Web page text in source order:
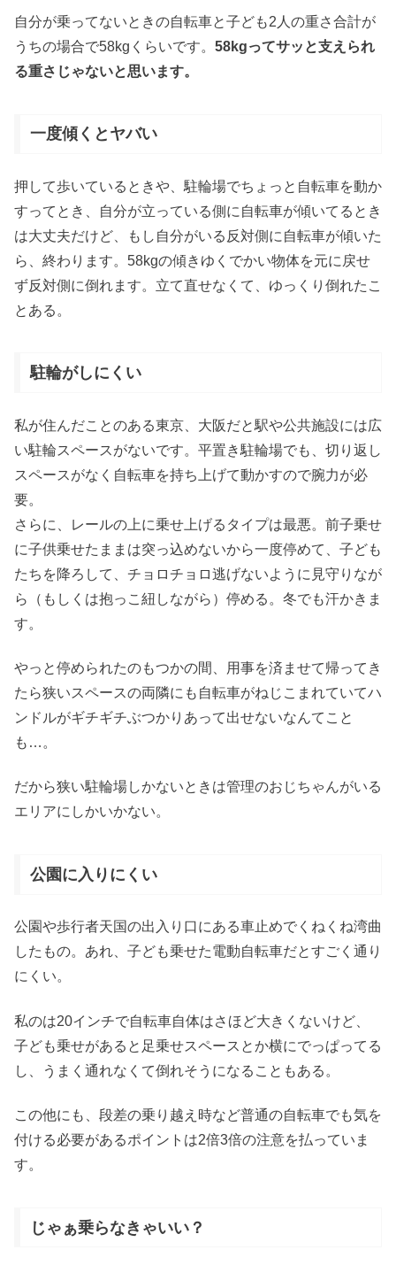
自分が乗ってないときの自転車と子ども2人の重さ合計が
うちの場合で58kgくらいです。 58kgってサッと支えられ
る重さじゃないと思います。
一度傾くとヤバい
押して歩いているときや、駐輪場でちょっと自転車を動か
すってとき、自分が立っている側に自転車が傾いてるとき
は大丈夫だけど、もし自分がいる反対側に自転車が傾いた
ら、終わります。58kgの傾きゆくでかい物体を元に戻せ
ず反対側に倒れます。立て直せなくて、ゆっくり倒れたこ
とある。
駐輪がしにくい
私が住んだことのある東京、大阪だと駅や公共施設には広
い駐輪スペースがないです。平置き駐輪場でも、切り返し
スペースがなく自転車を持ち上げて動かすので腕力が必
要。
さらに、レールの上に乗せ上げるタイプは最悪。前子乗せ
に子供乗せたままは突っ込めないから一度停めて、子ども
たちを降ろして、チョロチョロ逃げないように見守りなが
ら（もしくは抱っこ紐しながら）停める。冬でも汗かきま
す。
やっと停められたのもつかの間、用事を済ませて帰ってき
たら狭いスペースの両隣にも自転車がねじこまれていてハ
ンドルがギチギチぶつかりあって出せないなんてこと
も…。
だから狭い駐輪場しかないときは管理のおじちゃんがいる
エリアにしかいかない。
公園に入りにくい
公園や歩行者天国の出入り口にある車止めでくねくね湾曲
したもの。あれ、子ども乗せた電動自転車だとすごく通り
にくい。
私のは20インチで自転車自体はさほど大きくないけど、
子ども乗せがあると足乗せスペースとか横にでっぱってる
し、うまく通れなくて倒れそうになることもある。
この他にも、段差の乗り越え時など普通の自転車でも気を
付ける必要があるポイントは2倍3倍の注意を払っていま
す。
じゃぁ乗らなきゃいい？